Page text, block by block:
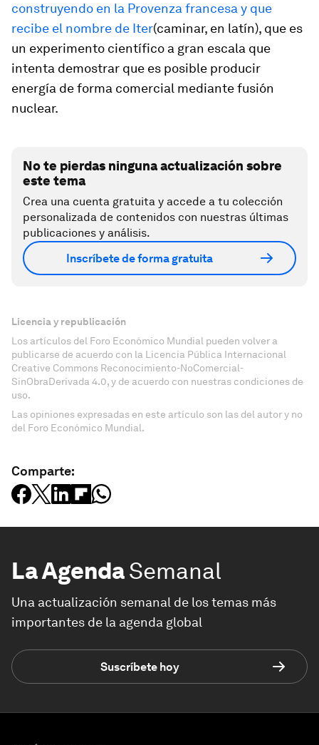
construyendo en la Provenza francesa y que
recibe el nombre de Iter(caminar, en latín), que es
un experimento científico a gran escala que
intenta demostrar que es posible producir
energía de forma comercial mediante fusión
nuclear.
No te pierdas ninguna actualización sobre
este tema
Crea una cuenta gratuita y accede a tu colección
personalizada de contenidos con nuestras últimas
publicaciones y análisis.
Inscríbete de forma gratuita
Licencia y republicación
Los artículos del Foro Económico Mundial pueden volver a
publicarse de acuerdo con la Licencia Pública Internacional
Creative Commons Reconocimiento-NoComercial-
SinObraDerivada 4.0, y de acuerdo con nuestras condiciones de
uso.
Las opiniones expresadas en este artículo son las del autor y no
del Foro Económico Mundial.
Comparte:
La AgendaSemanal
Una actualización semanal de los temas más
importantes de la agenda global
Suscríbete hoy